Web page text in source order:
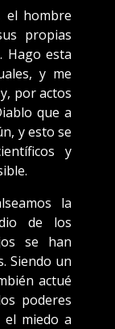
el hombre
propias
Hago esta
y me
por actos
que a
y esto se
y
la
de los
se han
Siendo un
actué
poderes
el miedo a